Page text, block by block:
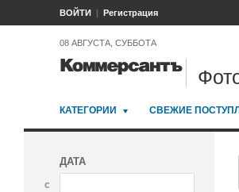
ВОЙТИ Регистрация
08 АВГУСТА, СУББОТА
КАТЕГОРИИ СВЕЖИЕ
ДАТА
с